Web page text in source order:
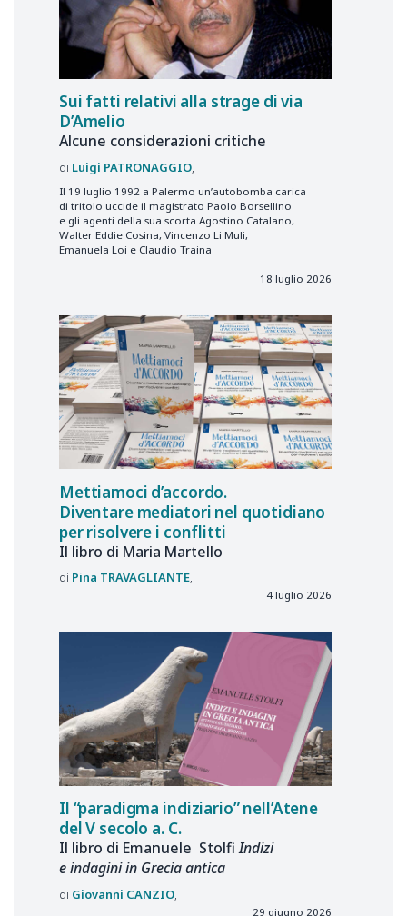
Sui fatti relativi alla strage di via
D’Amelio
Alcune considerazioni critiche
Luigi PATRONAGGIO
Il 19 luglio 1992 a Palermo un’autobomba carica
di tritolo uccide il magistrato Paolo Borsellino
e gli agenti della sua scorta Agostino Catalano,
Walter Eddie Cosina, Vincenzo Li Muli,
Emanuela Loi e Claudio Traina
18 luglio 2026
Mettiamoci d’accordo.
Diventare mediatori nel quotidiano
per risolvere i conflitti
Il libro di Maria Martello
Pina TRAVAGLIANTE
4 luglio 2026
Il “paradigma indiziario” nell’Atene
del V secolo a. C.
Il libro di Emanuele StolfiIndizi
e indagini in Grecia antica
Giovanni CANZIO
29 giugno 2026